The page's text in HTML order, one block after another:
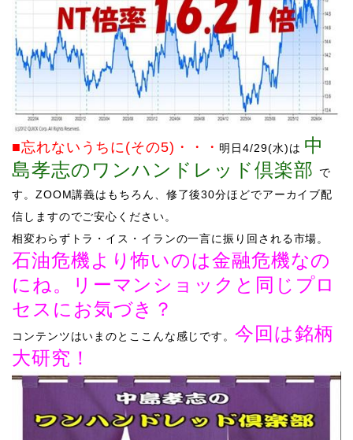
■忘れないうちに(その5) ・・・ 明日4/29(水)は 中
島孝志のワンハンドレッド倶楽部
で
す。 ZOOM講義はもちろん、修了後30分ほどでアーカイブ配
信しますのでご安心ください。
相変わらずトラ・イス・イランの一言に振り回される市場。
石油危機より怖いのは金融危機なの
にね。リーマンショックと同じプロ
セスにお気づき？
コンテンツはいまのとここんな感じです。今回は銘柄
大研究！